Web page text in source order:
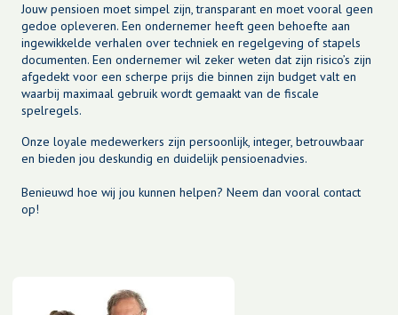
Jouw pensioen moet simpel zijn, transparant en moet vooral geen
gedoe opleveren. Een ondernemer heeft geen behoefte aan
ingewikkelde verhalen over techniek en regelgeving of stapels
documenten. Een ondernemer wil zeker weten dat zijn risico’s zijn
afgedekt voor een scherpe prijs die binnen zijn budget valt en
waarbij maximaal gebruik wordt gemaakt van de fiscale
spelregels.
Onze loyale medewerkers zijn persoonlijk, integer, betrouwbaar
en bieden jou deskundig en duidelijk pensioenadvies.
Benieuwd hoe wij jou kunnen helpen? Neem dan vooral contact
op!